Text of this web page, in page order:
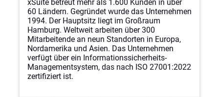
xSuite betreut mehr als 1.600 Kunden in über
60 Ländern. Gegründet wurde das Unternehmen
1994. Der Hauptsitz liegt im Großraum
Hamburg. Weltweit arbeiten über 300
Mitarbeitende an neun Standorten in Europa,
Nordamerika und Asien. Das Unternehmen
verfügt über ein Informationssicherheits-
Managementsystem, das nach ISO 27001:2022
zertifiziert ist.